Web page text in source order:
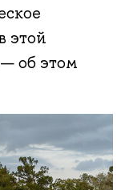
этой
об этом